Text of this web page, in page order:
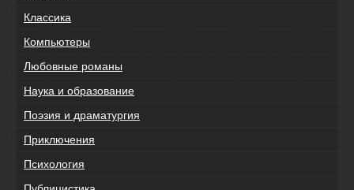
Классика
Компьютеры
Любовные романы
Наука и образование
Поэзия и драматургия
Приключения
Психология